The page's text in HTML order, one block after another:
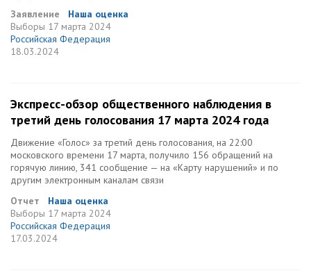
Заявление
Наша оценка
Выборы 17 марта 2024
Российская Федерация
18.03.2024
Экспресс-обзор общественного наблюдения в
третий день голосования 17 марта 2024 года
Движение «Голос» за третий день голосования, на 22:00
московского времени 17 марта, получило 156 обращений на
горячую линию, 341 сообщение — на «Карту нарушений» и по
другим электронным каналам связи
Отчет
Наша оценка
Выборы 17 марта 2024
Российская Федерация
17.03.2024